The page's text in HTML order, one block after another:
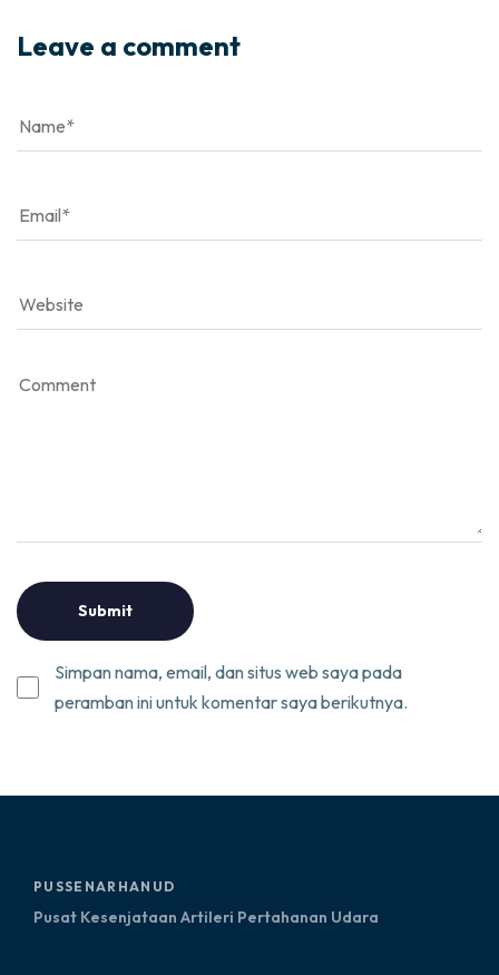
Leave a comment
Simpan nama, email, dan situs web saya pada
peramban ini untuk komentar saya berikutnya.
PUSSENARHANUD
Pusat Kesenjataan Artileri Pertahanan Udara